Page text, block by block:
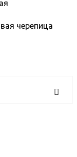
черепица